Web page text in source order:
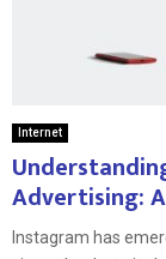
Internet
Advertising:
Instagram has